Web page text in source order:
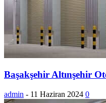
Başakşehir Altınşehir
admin - 11 Haziran 2024 0